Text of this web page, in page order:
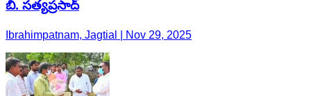
బి. సత్యప్రసాద్
Ibrahimpatnam, Jagtial | Nov 29, 2025